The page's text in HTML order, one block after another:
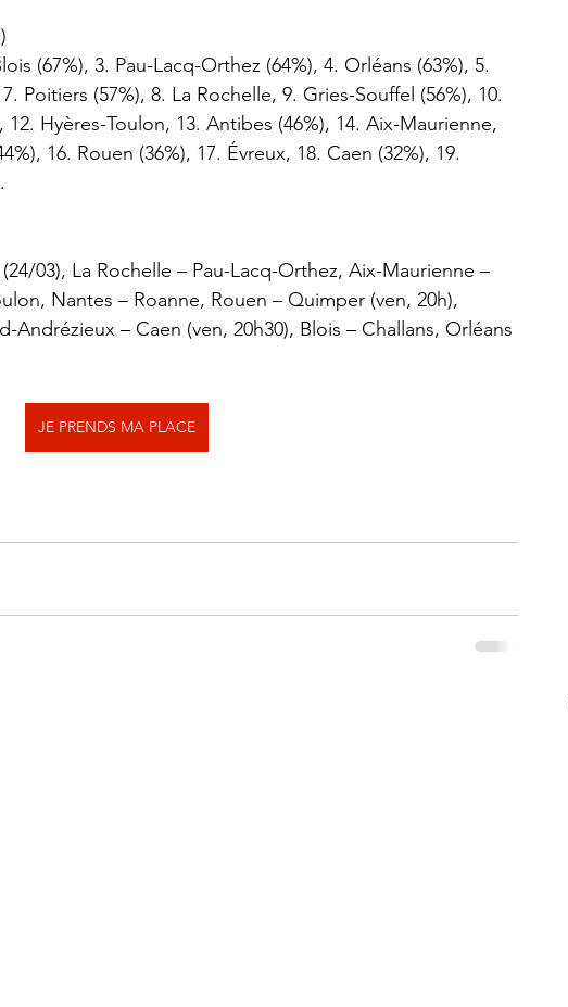
(67%), 3. Pau-Lacq-Orthez (64%), 4. Orléans (63%), 5.
Poitiers (57%), 8. La Rochelle, 9. Gries-Souffel (56%), 10.
12. Hyères-Toulon, 13. Antibes (46%), 14. Aix-Maurienne,
16. Rouen (36%), 17. Évreux, 18. Caen (32%), 19.
03), La Rochelle – Pau-Lacq-Orthez, Aix-Maurienne –
Nantes – Roanne, Rouen – Quimper (ven, 20h),
Andrézieux – Caen (ven, 20h30), Blois – Challans, Orléans
JE PRENDS MA PLACE